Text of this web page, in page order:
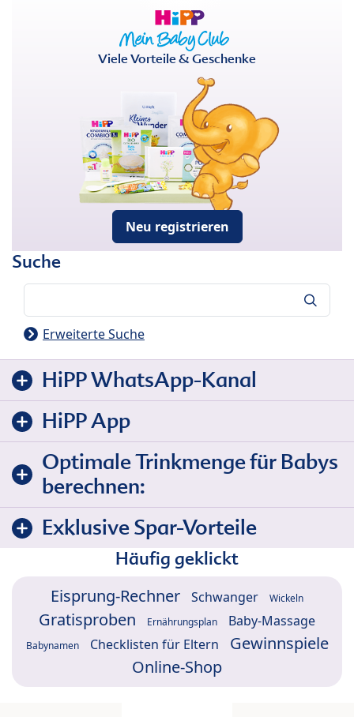
Viele Vorteile & Geschenke
Neu registrieren
Suche
Erweiterte Suche
HiPP WhatsApp-Kanal
HiPP App
Optimale Trinkmenge für Babys
berechnen:
Exklusive Spar-Vorteile
Häufig geklickt
Eisprung-Rechner Schwanger Wickeln
Gratisproben Ernährungsplan Baby-Massage
Babynamen Checklisten für Eltern
Gewinnspiele
Online-Shop